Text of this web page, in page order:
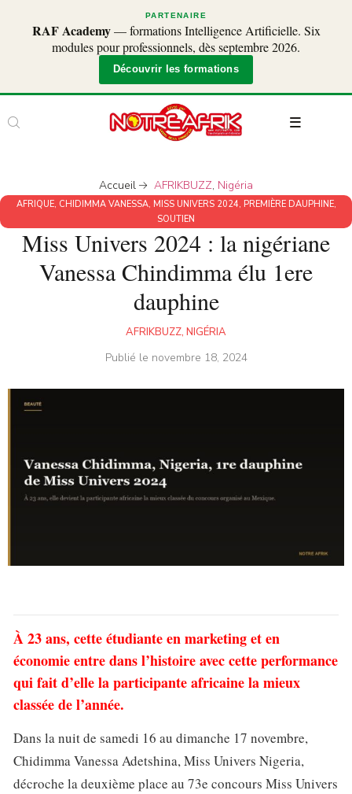
PARTENAIRE
RAF Academy— formations Intelligence Artificielle. Six
modules pour professionnels, dès septembre 2026.
Découvrir les formations
Accueil AFRIKBUZZ, Nigéria
AFRIQUE, CHIDIMMA VANESSA, MISS UNIVERS 2024, PREMIÈRE DAUPHINE,
SOUTIEN
Miss Univers 2024 : la nigériane
Vanessa Chindimma élu 1ere
dauphine
AFRIKBUZZ, NIGÉRIA
Publié le novembre 18, 2024
À 23 ans, cette étudiante en marketing et en
économie entre dans l’histoire avec cette performance
qui fait d’elle la participante africaine la mieux
classée de l’année.
Dans la nuit de samedi 16 au dimanche 17 novembre,
Chidimma Vanessa Adetshina, Miss Univers Nigeria,
décroche la deuxième place au 73e concours Miss Univers